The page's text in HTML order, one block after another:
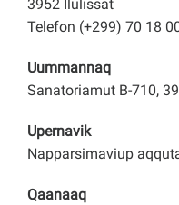
3952 Ilulissat
Telefon (+299) 70 18
Uummannaq
Sanatoriamut B-710,
Upernavik
Napparsimaviup
Qaanaaq